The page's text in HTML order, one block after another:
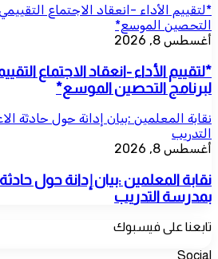
*لتقييم الأداء -انعقاد الاجتماع
التحصين الموسع*
أغسطس 8, 2026
*لتقييم الأداء -انعقاد الاجتماع
لبرنامج التحصين الموسع*
نقابة المعلمين :بيان إدانة حول حادثة
التدريب
أغسطس 8, 2026
نقابة المعلمين :بيان إدانة حول
بمدرسة التدريب
تابعنا على فيسبوك
Social